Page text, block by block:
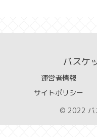
バスケ
運営者情報
サイトポリシー
© 2022 バ